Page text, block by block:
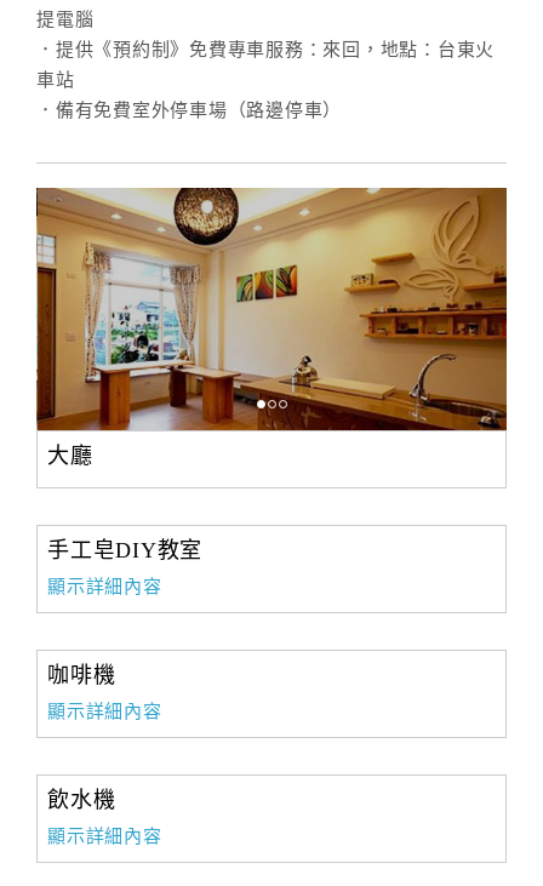
提電腦
．提供《預約制》免費專車服務：來回，地點：台東火
車站
．備有免費室外停車場（路邊停車）
大廳
手工皂DIY教室
顯示詳細內容
咖啡機
顯示詳細內容
飲水機
顯示詳細內容